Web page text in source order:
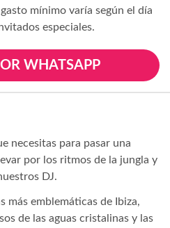
mínimo varía según el día
especiales.
WHATSAPP
necesitas para pasar una
por los ritmos de la jungla y
DJ.
más emblemáticas de Ibiza,
de las aguas cristalinas y las